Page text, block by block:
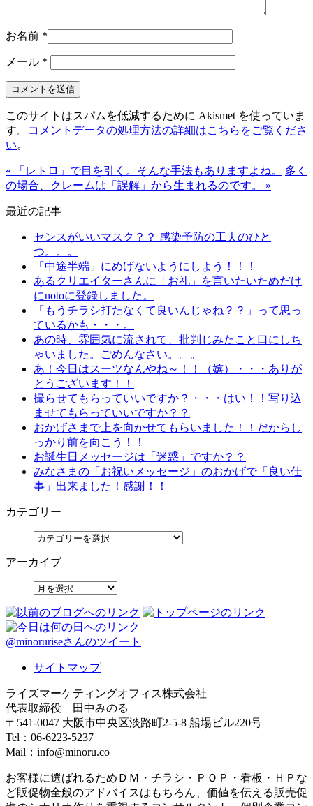
お名前 *
メール *
このサイトはスパムを低減するために Akismet を使っていま
す。
コメントデータの処理方法の詳細はこちらをご覧くださ
い。
« 「レトロ」で目を引く。そんな手法もありますよね。
多く
の場合、クレームは「誤解」から生まれるのです。 »
最近の記事
センスがいいマスク？？ 感染予防の工夫のひと
つ。。。
「中途半端」にめげないようにしよう！！！
あるクリエイターさんに「お礼」を言いたいためだけ
にnotoに登録しました。
「もうチラシ打たなくて良いんじゃね？？」って思っ
ているかも・・・。
あの時、雰囲気に流されて、批判じみたこと口にしち
ゃいました。ごめんなさい。。。
あ！今日はスーツなんやね～！！（嬉）・・・ありが
とうございます！！
撮らせてもらっていいですか？・・・はい！！写り込
ませてもらっていいですか？？
おかげさまで上を向かせてもらいました！！だからし
っかり前を向こう！！
お誕生日メッセージは「迷惑」ですか？？
みなさまの「お祝いメッセージ」のおかげで「良い仕
事」出来ました！感謝！！
カテゴリー
アーカイブ
@minoruriseさんのツイート
サイトマップ
ライズマーケティングオフィス株式会社
代表取締役 田中みのる
〒541-0047 大阪市中央区淡路町2-5-8 船場ビル220号
Tel：06-6223-5237
Mail：info@minoru.co
お客様に選ばれるためＤＭ・チラシ・ＰＯＰ・看板・ＨＰな
ど販促物全般のアドバイスはもちろん、価値を伝える販売促